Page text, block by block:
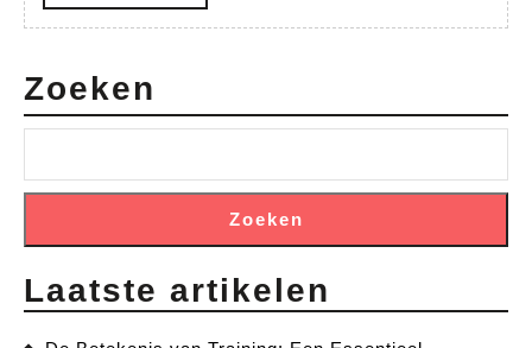
MORE
Zoeken
Zoeken
Laatste artikelen